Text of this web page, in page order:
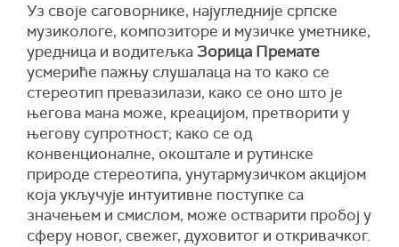
Уз своје саговорнике, најугледније српске
музикологе, композиторе и музичке уметнике,
уредница и водитељка Зорица Премате
усмериће пажњу слушалаца на то како се
стереотип превазилази, како се оно што је
његова мана може, креацијом, претворити у
његову супротност; како се од
конвенционалне, окоштале и рутинске
природе стереотипа, унутармузичком акцијом
која укључује интуитивне поступке са
значењем и смислом, може остварити пробој у
сферу новог, свежег, духовитог и откривачког.